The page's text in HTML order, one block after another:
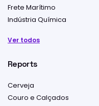
Frete Marítimo
Indústria Química
Ver todos
Reports
Cerveja
Couro e Calçados